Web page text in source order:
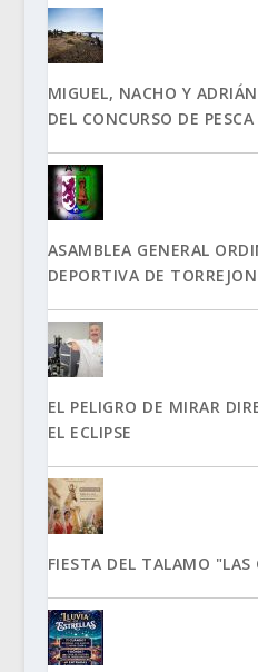
MIGUEL, NACHO Y
DEL CONCURSO DE
ASAMBLEA GENERAL
DEPORTIVA DE
EL PELIGRO DE MIRAR
EL ECLIPSE
FIESTA DEL TALAMO